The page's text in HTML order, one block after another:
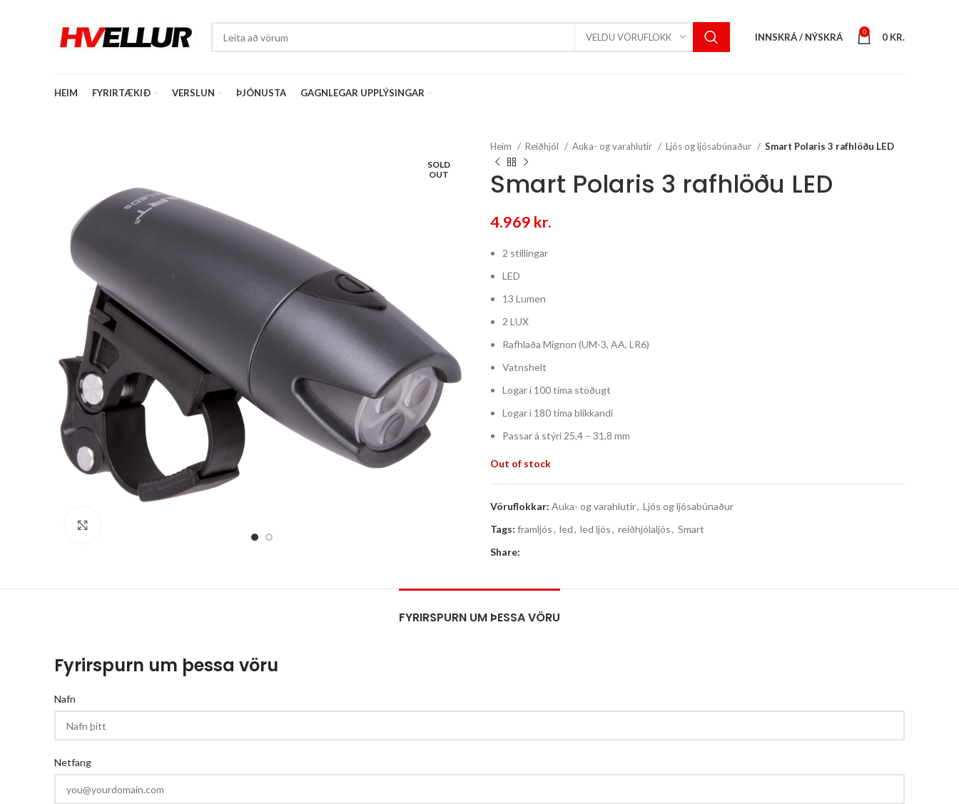
VELDU VÖRUFLOKK INNSKRÁ / NÝSKRÁ 0 0 KR.
HEIM FYRIRTÆKIÐ VERSLUN ÞJÓNUSTA GAGNLEGAR UPPLÝSINGAR
SOLD
OUT
Heim Reiðhjól Auka- og varahlutir Ljós og ljósabúnaður Smart Polaris 3 rafhlöðu LED
Smart Polaris 3 rafhlöðu LED
4.969 kr.
2 stillingar
LED
13 Lumen
2 LUX
Rafhlaða Mignon (UM-3, AA, LR6)
Vatnshelt
Logar í 100 tíma stöðugt
Logar i 180 tíma blikkandi
Passar á stýri 25,4 – 31,8 mm
Out of stock
Vöruflokkar: Auka- og varahlutir, Ljós og ljósabúnaður
Tags: framljós, led, led ljós, reiðhjólaljós, Smart
Share:
FYRIRSPURN UM ÞESSA VÖRU
Fyrirspurn um þessa vöru
Nafn
Netfang